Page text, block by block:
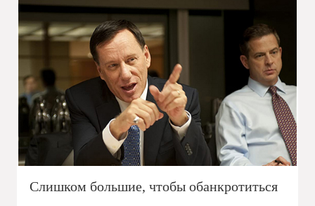
Слишком большие, чтобы обанкротиться